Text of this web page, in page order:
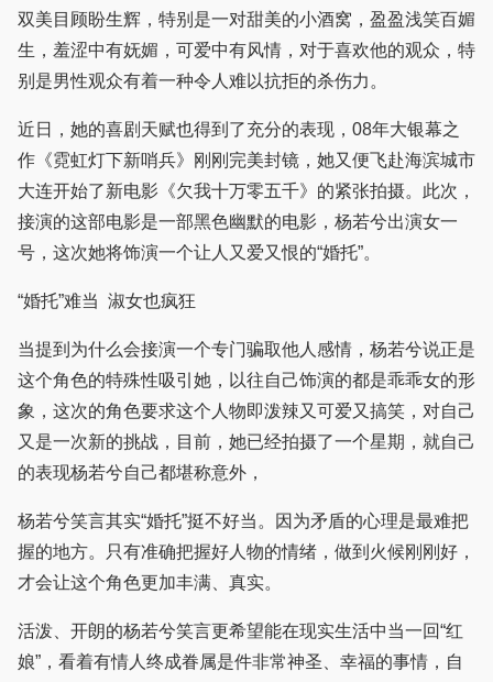
双美目顾盼生辉，特别是一对甜美的小酒窝，盈盈浅笑百媚
生，羞涩中有妩媚，可爱中有风情，对于喜欢他的观众，特
别是男性观众有着一种令人难以抗拒的杀伤力。
近日，她的喜剧天赋也得到了充分的表现，08年大银幕之
作《霓虹灯下新哨兵》刚刚完美封镜，她又便飞赴海滨城市
大连开始了新电影《欠我十万零五千》的紧张拍摄。此次，
接演的这部电影是一部黑色幽默的电影，杨若兮出演女一
号，这次她将饰演一个让人又爱又恨的“婚托”。
“婚托”难当 淑女也疯狂
当提到为什么会接演一个专门骗取他人感情，杨若兮说正是
这个角色的特殊性吸引她，以往自己饰演的都是乖乖女的形
象，这次的角色要求这个人物即泼辣又可爱又搞笑，对自己
又是一次新的挑战，目前，她已经拍摄了一个星期，就自己
的表现杨若兮自己都堪称意外，
杨若兮笑言其实“婚托”挺不好当。因为矛盾的心理是最难把
握的地方。只有准确把握好人物的情绪，做到火候刚刚好，
才会让这个角色更加丰满、真实。
活泼、开朗的杨若兮笑言更希望能在现实生活中当一回“红
娘”，看着有情人终成眷属是件非常神圣、幸福的事情，自